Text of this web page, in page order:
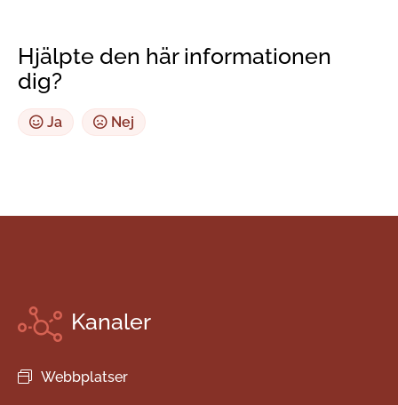
Hjälpte den här informationen
dig?
Ja Nej
Kanaler
Webbplatser